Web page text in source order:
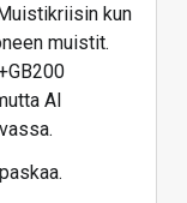
kun
muistit.
AI